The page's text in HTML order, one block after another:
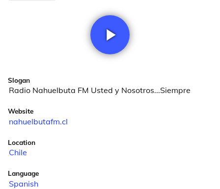
Slogan
Radio Nahuelbuta FM Usted y Nosotros...Siempre
Website
nahuelbutafm.cl
Location
Chile
Language
Spanish